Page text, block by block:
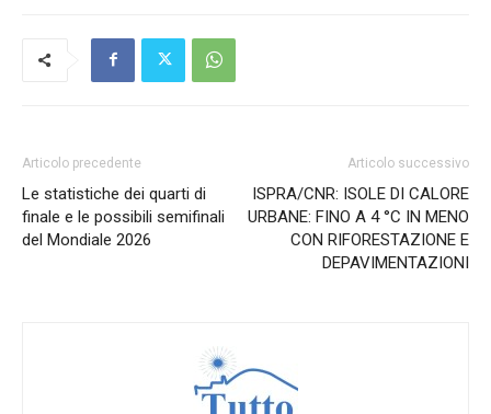
Articolo precedente
Le statistiche dei quarti di
finale e le possibili semifinali
del Mondiale 2026
Articolo successivo
ISPRA/CNR: ISOLE DI CALORE
URBANE: FINO A 4 °C IN MENO
CON RIFORESTAZIONE E
DEPAVIMENTAZIONI